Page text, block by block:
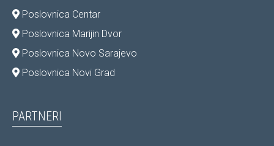
Poslovnica Centar
Poslovnica Marijin Dvor
Poslovnica Novo Sarajevo
Poslovnica Novi Grad
PARTNERI